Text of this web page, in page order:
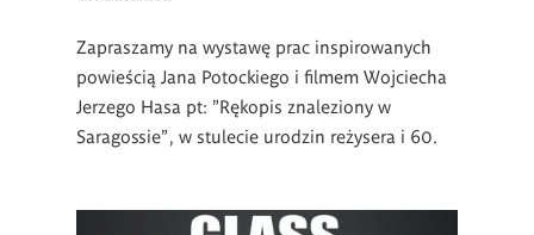
Zapraszamy na wystawę prac inspirowanych
powieścią Jana Potockiego i filmem Wojciecha
Jerzego Hasa pt: "Rękopis znaleziony w
Saragossie", w stulecie urodzin reżysera i 60.